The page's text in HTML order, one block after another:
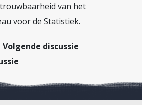
van het
voor de Statistiek.
Volgende discussie